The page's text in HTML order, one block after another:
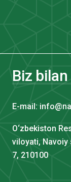
Biz
E-mail:
O‘zbekiston
viloyati,
7, 210100